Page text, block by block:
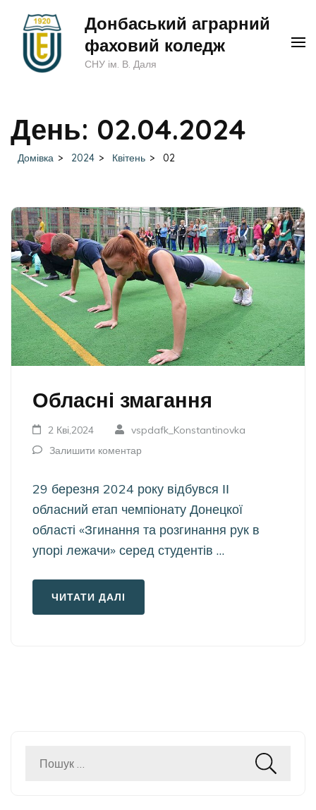
(натисніть
Донбаський аграрний
фаховий коледж
СНУ ім. В. Даля
День: 02.04.2024
Домівка > 2024 > Квітень > 02
Обласні змагання
2 Кві,2024
vspdafk_Konstantinovka
Залишити коментар
29 березня 2024 року відбувся ІІ
обласний етап чемпіонату Донецкої
області «Згинання та розгинання рук в
упорі лежачи» серед студентів …
ЧИТАТИ ДАЛІ
Пошук: